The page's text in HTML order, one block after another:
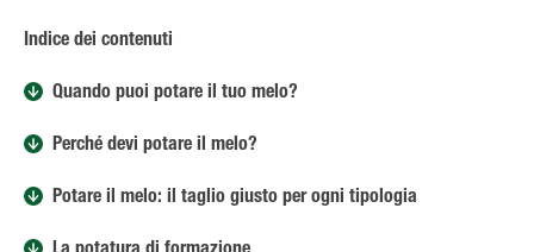
Indice dei contenuti
Quando puoi potare il tuo melo?
Perché devi potare il melo?
Potare il melo: il taglio giusto per ogni tipologia